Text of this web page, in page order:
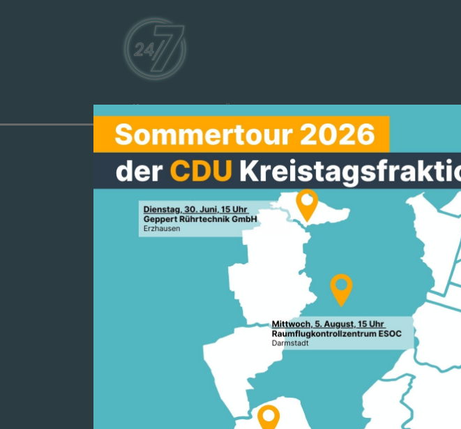
Aktuelles Über uns Vereinigungen
HESSENS
MITTEL FÜR DIE
SANIERUNG. DIE
DER REGION
DIEBURG, MANFRED
IRMGARD KLAFF-
SETZEN SICH FÜR DIE
32 Mio. Euro für Schulen in Darmstadt-Dieburg &